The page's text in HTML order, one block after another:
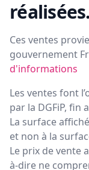
réalisées.
Ces ventes
gouvernement
d'informations
Les ventes font
par la DGFiP, fin
La surface
et non à la
Le prix de vente
à-dire ne